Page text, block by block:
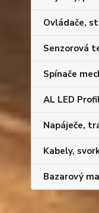
Ovládače,
Senzorová
Spínače
AL LED
Napáječe,
Kabely,
Bazarový